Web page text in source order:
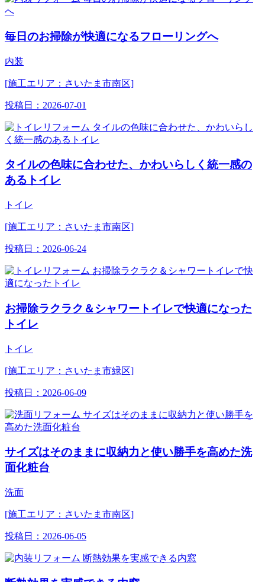
毎日のお掃除が快適になるフローリングへ
内装
[施工エリア：さいたま市南区]
投稿日： 2026-07-01
タイルの色味に合わせた、かわいらしく統一感の
あるトイレ
トイレ
[施工エリア：さいたま市南区]
投稿日： 2026-06-24
お掃除ラクラク＆シャワートイレで快適になった
トイレ
トイレ
[施工エリア：さいたま市緑区]
投稿日： 2026-06-09
サイズはそのままに収納力と使い勝手を高めた洗
面化粧台
洗面
[施工エリア：さいたま市南区]
投稿日： 2026-06-05